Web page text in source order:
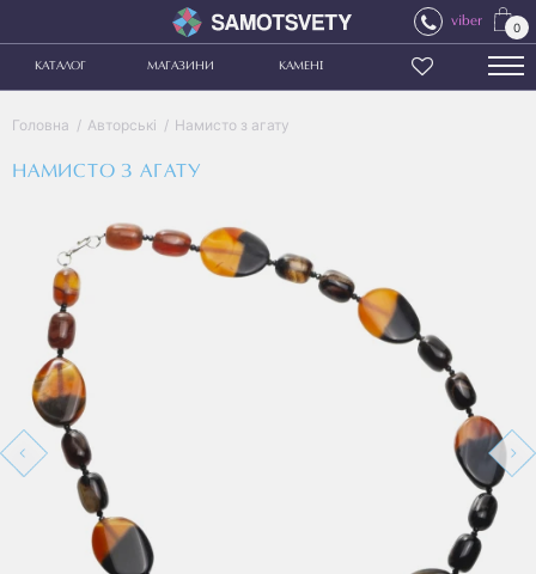
viber 0
КАТАЛОГ МАГАЗИНИ КАМЕНІ
Головна Авторські Намисто з агату
НАМИСТО З АГАТУ